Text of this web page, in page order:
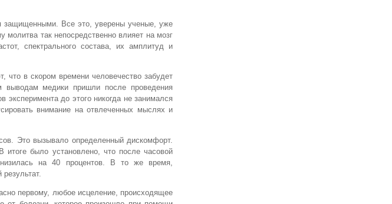
защищенными. Все это, уверены ученые, уже
так непосредственно влияет на мозг
спектрального состава, их амплитуд и
что в скором времени человечество забудет
выводам медики пришли после проведения
эксперимента до этого никогда не занимался
внимание на отвлеченных мыслях и
Это вызывало определенный дискомфорт.
итоге было установлено, что после часовой
на 40 процентов. В то же время,
первому, любое исцеление, происходящее